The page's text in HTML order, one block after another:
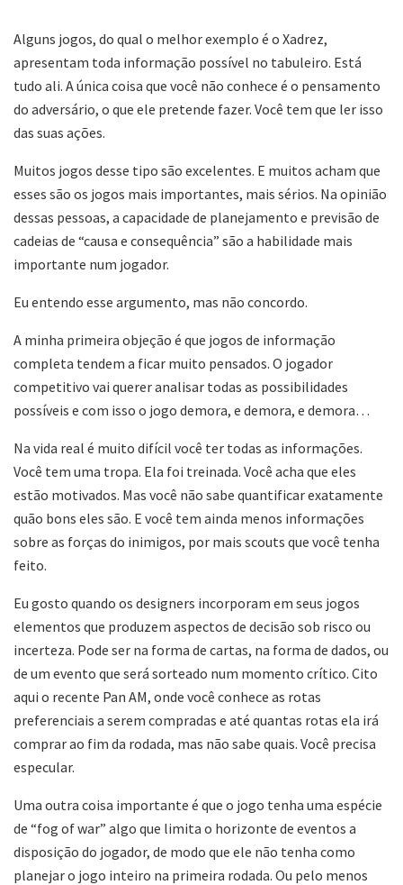
Alguns jogos, do qual o melhor exemplo é o Xadrez,
apresentam toda informação possível no tabuleiro. Está
tudo ali. A única coisa que você não conhece é o pensamento
do adversário, o que ele pretende fazer. Você tem que ler isso
das suas ações.
Muitos jogos desse tipo são excelentes. E muitos acham que
esses são os jogos mais importantes, mais sérios. Na opinião
dessas pessoas, a capacidade de planejamento e previsão de
cadeias de “causa e consequência” são a habilidade mais
importante num jogador.
Eu entendo esse argumento, mas não concordo.
A minha primeira objeção é que jogos de informação
completa tendem a ficar muito pensados. O jogador
competitivo vai querer analisar todas as possibilidades
possíveis e com isso o jogo demora, e demora, e demora…
Na vida real é muito difícil você ter todas as informações.
Você tem uma tropa. Ela foi treinada. Você acha que eles
estão motivados. Mas você não sabe quantificar exatamente
quão bons eles são. E você tem ainda menos informações
sobre as forças do inimigos, por mais scouts que você tenha
feito.
Eu gosto quando os designers incorporam em seus jogos
elementos que produzem aspectos de decisão sob risco ou
incerteza. Pode ser na forma de cartas, na forma de dados, ou
de um evento que será sorteado num momento crítico. Cito
aqui o recente Pan AM, onde você conhece as rotas
preferenciais a serem compradas e até quantas rotas ela irá
comprar ao fim da rodada, mas não sabe quais. Você precisa
especular.
Uma outra coisa importante é que o jogo tenha uma espécie
de “fog of war” algo que limita o horizonte de eventos a
disposição do jogador, de modo que ele não tenha como
planejar o jogo inteiro na primeira rodada. Ou pelo menos